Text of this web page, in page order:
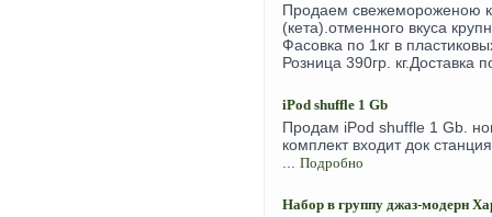
Продаем свежемороженою
(кета).отменного вкуса
Фасовка по 1кг в
Розница 390гр. кг.Доставка
iPod shuffle 1 Gb
Продам iPod shuffle 1 Gb.
комплект входит док
Подробно
Набор в группу джаз-модерн